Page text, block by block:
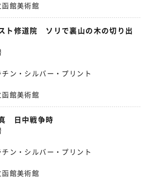
館美術館
ト修道院 ソリで裏山の木の切り出
チン・シルバー・プリント
館美術館
日中戦争時
チン・シルバー・プリント
館美術館